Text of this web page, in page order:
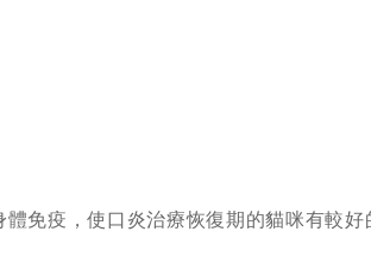
免疫，使口炎治療恢復期的貓咪有較好